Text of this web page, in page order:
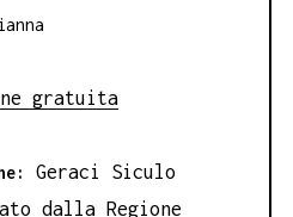
gratuita
Geraci Siculo
dalla Regione